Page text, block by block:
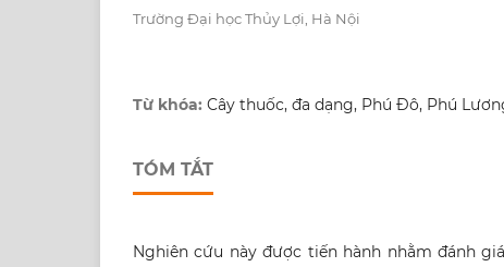
Trường Đại học Thủy Lợi, Hà Nội
Từ khóa: Cây thuốc, đa dạng, Phú Đô, Phú
TÓM TẮT
Nghiên cứu này được tiến hành nhằm đánh